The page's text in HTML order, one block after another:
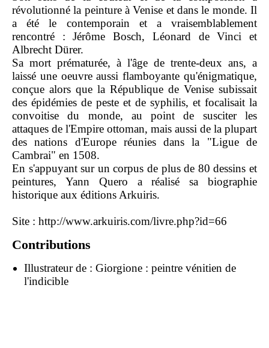
révolutionné la peinture à Venise et dans le monde. Il
a été le contemporain et a vraisemblablement
rencontré : Jérôme Bosch, Léonard de Vinci et
Albrecht Dürer.
Sa mort prématurée, à l'âge de trente-deux ans, a
laissé une oeuvre aussi flamboyante qu'énigmatique,
conçue alors que la République de Venise subissait
des épidémies de peste et de syphilis, et focalisait la
convoitise du monde, au point de susciter les
attaques de l'Empire ottoman, mais aussi de la plupart
des nations d'Europe réunies dans la "Ligue de
Cambrai" en 1508.
En s'appuyant sur un corpus de plus de 80 dessins et
peintures, Yann Quero a réalisé sa biographie
historique aux éditions Arkuiris.
Site : http://www.arkuiris.com/livre.php?id=66
Contributions
Illustrateur de : Giorgione : peintre vénitien de
l'indicible